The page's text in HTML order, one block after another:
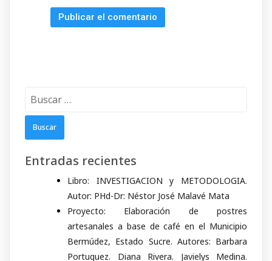
Entradas recientes
Libro: INVESTIGACION y METODOLOGIA.
Autor: PHd-Dr: Néstor José Malavé Mata
Proyecto: Elaboración de postres
artesanales a base de café en el Municipio
Bermúdez, Estado Sucre. Autores: Barbara
Portuguez. Diana Rivera. Javielys Medina.